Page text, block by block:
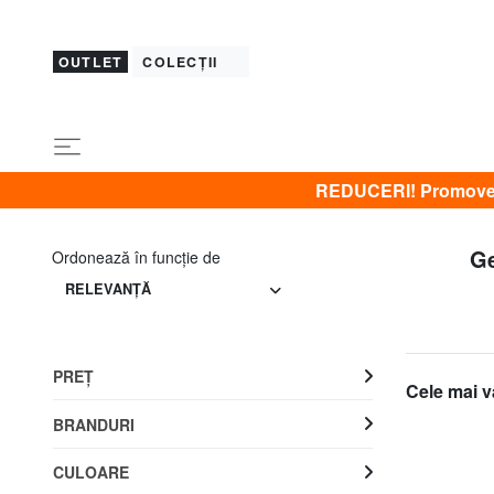
OUTLET COLECȚII
REDUCERI!
Ordonează în funcţie de
RELEVANŢĂ
Cele mai
PREŢ
BRANDURI
CULOARE